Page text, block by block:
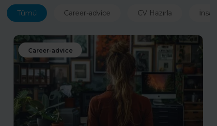
Tümü Career-advice CV Hazırla
Career-advice